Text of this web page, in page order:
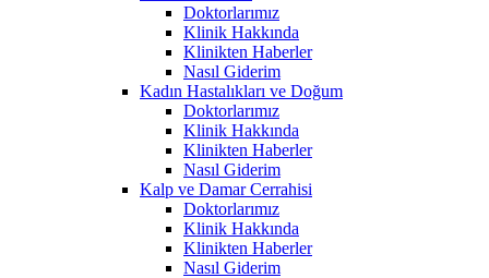
Doktorlarımız
Klinik Hakkında
Klinikten Haberler
Nasıl Giderim
Kadın Hastalıkları ve Doğum
Doktorlarımız
Klinik Hakkında
Klinikten Haberler
Nasıl Giderim
Kalp ve Damar Cerrahisi
Doktorlarımız
Klinik Hakkında
Klinikten Haberler
Nasıl Giderim